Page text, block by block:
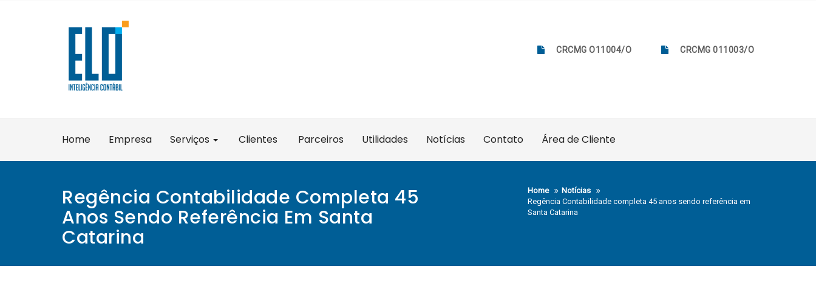
CRCMG O11004/O CRCMG 011003/O
Home Empresa Serviços Clientes Parceiros Utilidades Notícias Contato Área de Cliente
Regência Contabilidade Completa 45
Anos Sendo Referência Em Santa
Catarina
Home
Notícias
Regência Contabilidade completa 45 anos sendo referência em
Santa Catarina